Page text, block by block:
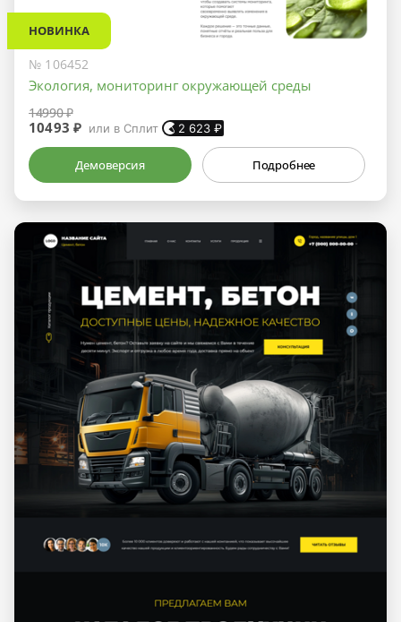
НОВИНКА
№ 106452
Экология, мониторинг окружающей среды
14990 ₽
10493 ₽ или в Сплит 2 623 ₽
Демоверсия Подробнее